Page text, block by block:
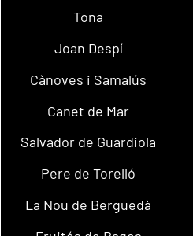
Tona
Joan Despí
Cànoves i Samalús
Canet de Mar
Salvador de Guardiola
Pere de Torelló
La Nou de Berguedà